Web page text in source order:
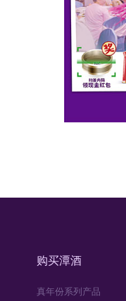
购买潭酒
真年份系列产品